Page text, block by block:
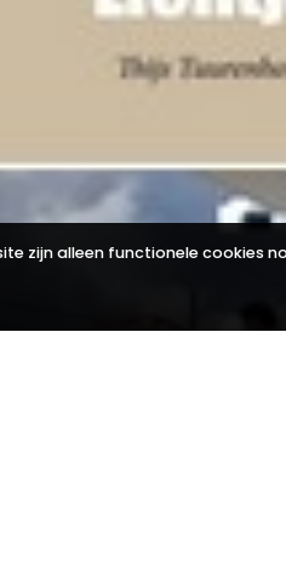
zijn alleen functionele cookies